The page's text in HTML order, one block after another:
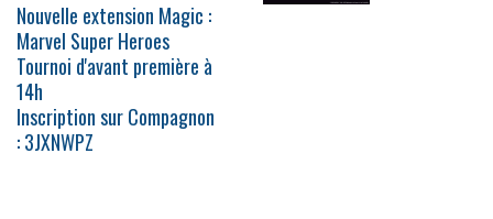
Nouvelle extension Magic :
Marvel Super Heroes
Tournoi d'avant première à
14h
Inscription sur Compagnon
: 3JXNWPZ